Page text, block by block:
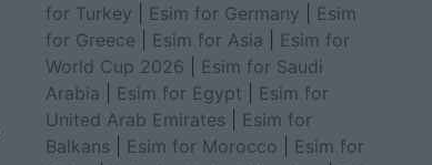
for Turkey
Esim for Germany
Esim
for Greece
Esim for Asia
Esim for
World Cup 2026
Esim for Saudi
Arabia
Esim for Egypt
Esim for
United Arab Emirates
Esim for
Balkans
Esim for Morocco
Esim for